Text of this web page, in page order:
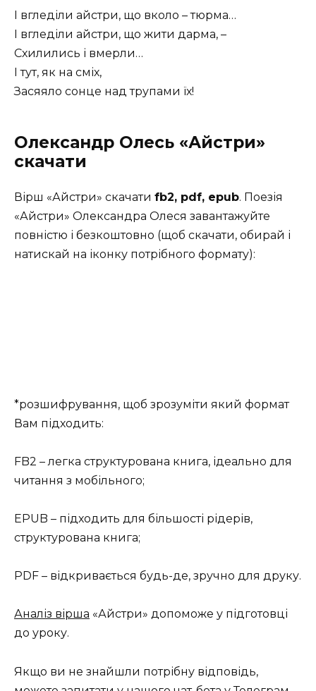
І вгледіли айстри, що вколо – тюрма…
І вгледіли айстри, що жити дарма, –
Схилились і вмерли…
І тут, як на сміх,
Засяяло сонце над трупами їх!
Олександр Олесь «Айстри»
скачати
Вірш «Айстри» скачати fb2, pdf, epub. Поезія
«Айстри» Олександра Олеся завантажуйте
повністю і безкоштовно (щоб скачати, обирай і
натискай на іконку потрібного формату):
*розшифрування, щоб зрозуміти який формат
Вам підходить:
FB2 – легка структурована книга, ідеально для
читання з мобільного;
EPUB – підходить для більшості рідерів,
структурована книга;
PDF – відкривається будь-де, зручно для друку.
Аналіз вірша «Айстри» допоможе у підготовці
до уроку.
Якщо ви не знайшли потрібну відповідь,